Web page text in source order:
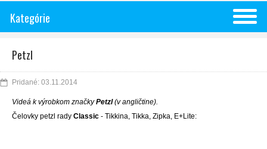
Kategórie
Petzl
Pridané: 03.11.2014
Videá k výrobkom značkyPetzl(v angličtine).
Čelovky petzl rady Classic - Tikkina, Tikka, Zipka, E+Lite: